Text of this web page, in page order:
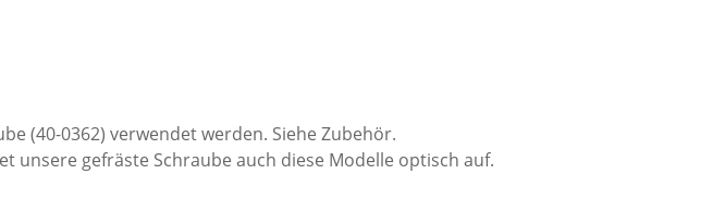
(40-0362) verwendet werden. Siehe Zubehör.
unsere gefräste Schraube auch diese Modelle optisch auf.